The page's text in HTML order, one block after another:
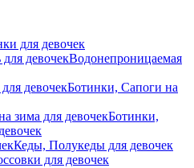
для девочек
Водонепроницаемая
Ботинки, Сапоги на
Ботинки,
Кеды, Полукеды для девочек
для девочек